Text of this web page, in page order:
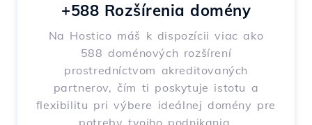
+588 Rozšírenia domény
Na Hostico máš k dispozícii viac ako
588 doménových rozšírení
prostredníctvom akreditovaných
partnerov, čím ti poskytuje istotu a
flexibilitu pri výbere ideálnej domény pre